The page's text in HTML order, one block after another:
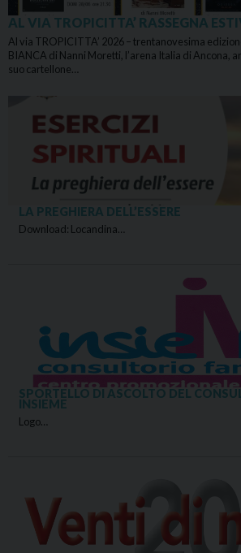
AL VIA TROPICITTA’ RASSEGNA
Al via TROPICITTA’ 2026 – trentanovesima
BIANCA di Nanni Moretti, l’arena Italia di Ancona,
suo cartellone…
LA PREGHIERA DELL’ESSERE
Download: Locandina…
SPORTELLO DI ASCOLTO DEL
INSIEME
Logo…